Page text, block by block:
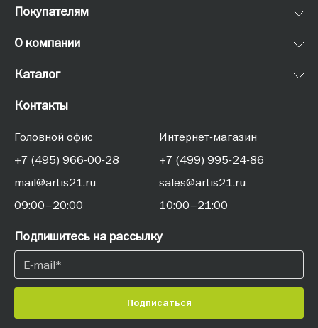
Покупателям
О компании
Каталог
Контакты
Головной офис
+7 (495) 966-00-28
mail@artis21.ru
09:00–20:00
Интернет-магазин
+7 (499) 995-24-86
sales@artis21.ru
10:00–21:00
Подпишитесь на рассылку
Подписаться